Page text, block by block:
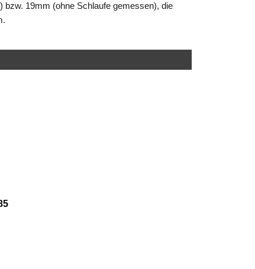
bzw. 19mm (ohne Schlaufe gemessen), die